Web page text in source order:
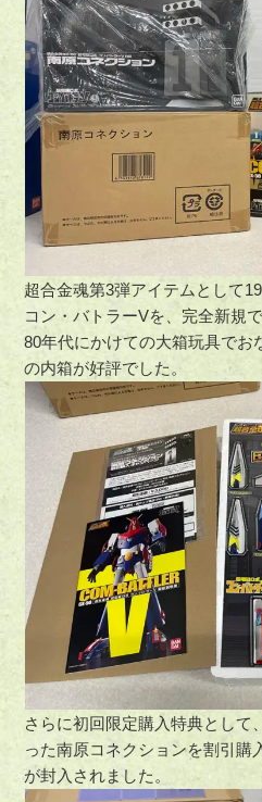
超合金魂第3弾アイテムとして
コン・バトラーVを、完全新規
80年代にかけての大箱玩具でお
の内箱が好評でした。
さらに初回限定購入特典として
った南原コネクションを割引購
が封入されました。